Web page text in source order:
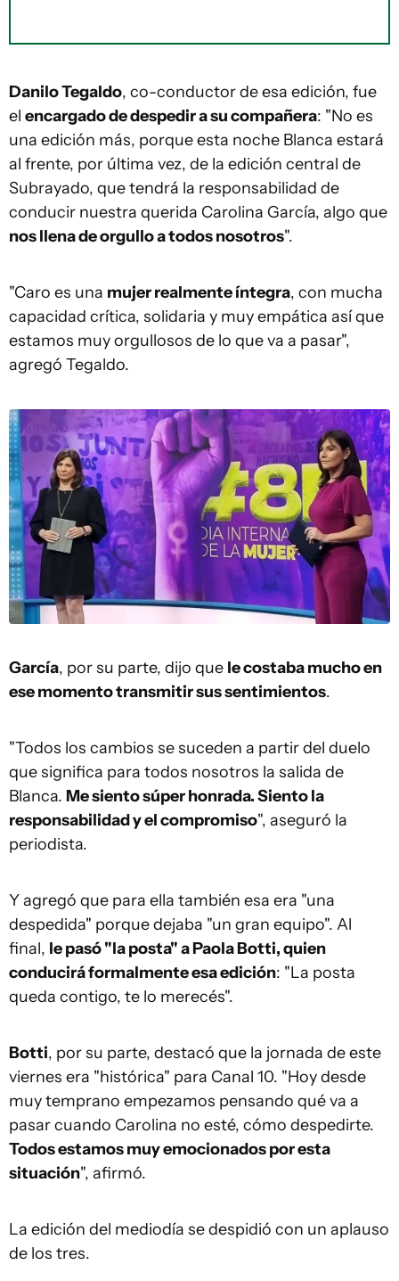
Danilo Tegaldo, co-conductor de esa edición, fue
el encargado de despedir a su compañera: "No es
una edición más, porque esta noche Blanca estará
al frente, por última vez, de la edición central de
Subrayado, que tendrá la responsabilidad de
conducir nuestra querida Carolina García, algo que
nos llena de orgullo a todos nosotros".
"Caro es una mujer realmente íntegra, con mucha
capacidad crítica, solidaria y muy empática así que
estamos muy orgullosos de lo que va a pasar",
agregó Tegaldo.
García, por su parte, dijo que le costaba mucho en
ese momento transmitir sus sentimientos.
"Todos los cambios se suceden a partir del duelo
que significa para todos nosotros la salida de
Blanca. Me siento súper honrada. Siento la
responsabilidad y el compromiso", aseguró la
periodista.
Y agregó que para ella también esa era "una
despedida" porque dejaba "un gran equipo". Al
final, le pasó "la posta" a Paola Botti, quien
conducirá formalmente esa edición: "La posta
queda contigo, te lo merecés".
Botti, por su parte, destacó que la jornada de este
viernes era "histórica" para Canal 10. "Hoy desde
muy temprano empezamos pensando qué va a
pasar cuando Carolina no esté, cómo despedirte.
Todos estamos muy emocionados por esta
situación", afirmó.
La edición del mediodía se despidió con un aplauso
de los tres.